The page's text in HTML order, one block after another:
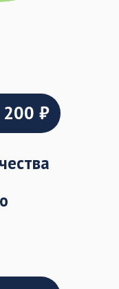
200 ₽